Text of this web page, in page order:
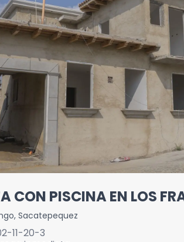
CON PISCINA EN LOS
, Sacatepequez
11-20-3